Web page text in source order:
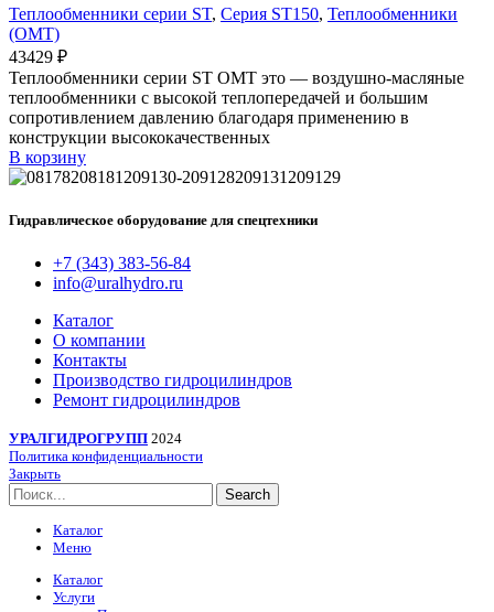
Теплообменники серии ST, Серия ST150, Теплообменники
(OMT)
43429 ₽
Теплообменники серии ST OMT это — воздушно-масляные
теплообменники с высокой теплопередачей и большим
сопротивлением давлению благодаря применению в
конструкции высококачественных
В корзину
Гидравлическое оборудование для спецтехники
+7 (343) 383-56-84
info@uralhydro.ru
Каталог
О компании
Контакты
Производство гидроцилиндров
Ремонт гидроцилиндров
УРАЛГИДРОГРУПП 2024
Политика конфиденциальности
Закрыть
Search
Каталог
Меню
Каталог
Услуги